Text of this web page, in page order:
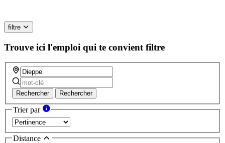
filtre
Trouve ici l'emploi qui te convient filtre
Rechercher Rechercher
Trier par
Distance